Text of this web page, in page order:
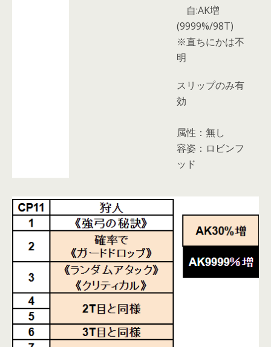
自:AK増
(9999%/98T)
※直ちにかは不
明
スリップのみ有
効
属性：無し
容姿：ロビンフ
ッド